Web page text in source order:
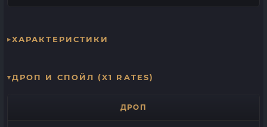
ХАРАКТЕРИСТИКИ
ДРОП И СПОЙЛ (X1 RATES)
ДРОП